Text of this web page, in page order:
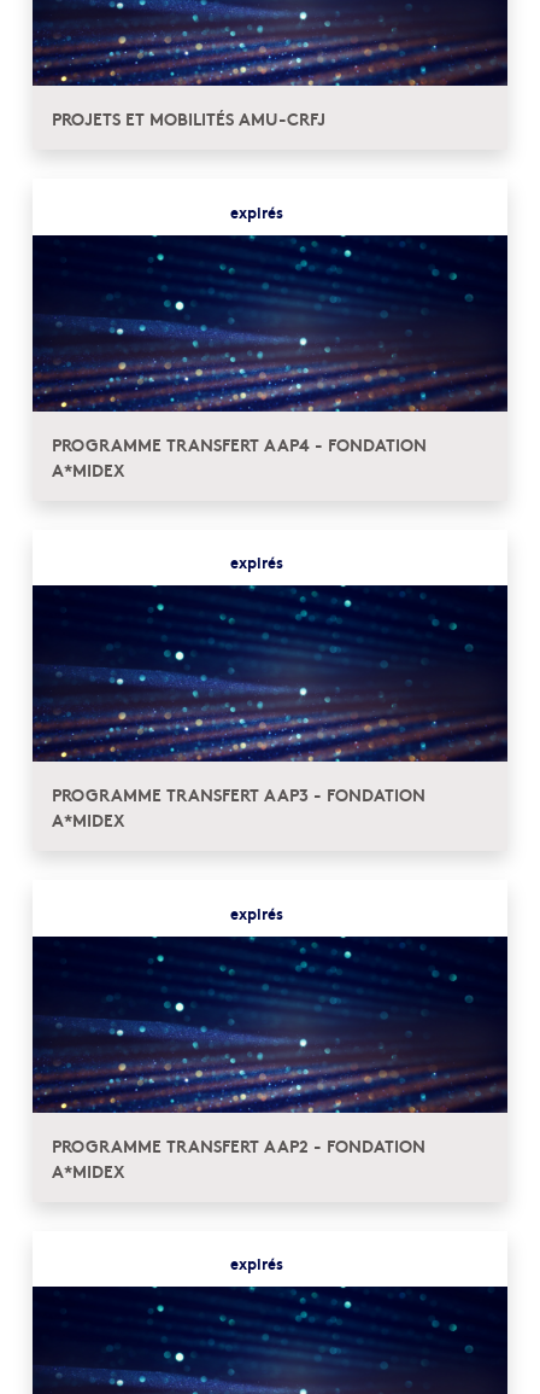
PROJETS ET MOBILITÉS AMU-CRFJ
expirés
PROGRAMME TRANSFERT AAP4 - FONDATION
A*MIDEX
expirés
PROGRAMME TRANSFERT AAP3 - FONDATION
A*MIDEX
expirés
PROGRAMME TRANSFERT AAP2 - FONDATION
A*MIDEX
expirés